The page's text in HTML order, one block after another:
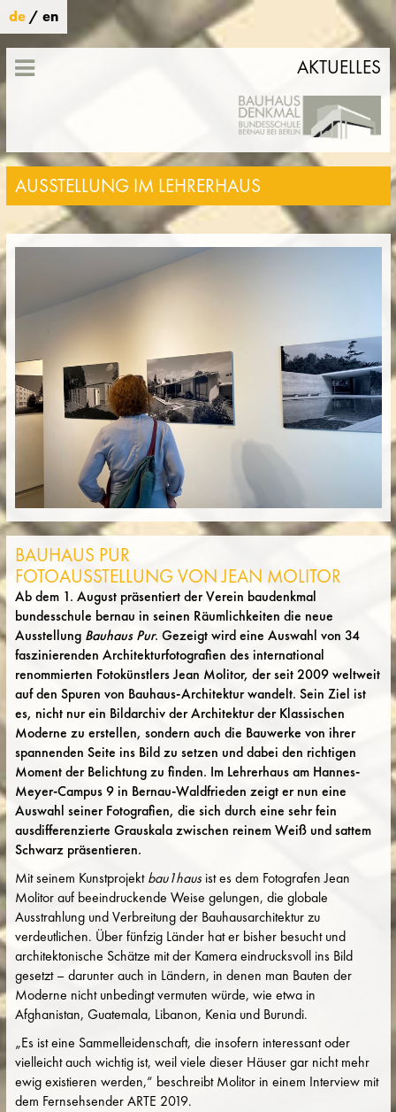
de / en
AKTUELLES
AUSSTELLUNG IM LEHRERHAUS
BAUHAUS PUR
FOTOAUSSTELLUNG VON JEAN MOLITOR
Ab dem 1. August präsentiert der Verein baudenkmal
bundesschule bernau in seinen Räumlichkeiten die neue
Ausstellung Bauhaus Pur. Gezeigt wird eine Auswahl von 34
faszinierenden Architekturfotografien des international
renommierten Fotokünstlers Jean Molitor, der seit 2009 weltweit
auf den Spuren von Bauhaus-Architektur wandelt. Sein Ziel ist
es, nicht nur ein Bildarchiv der Architektur der Klassischen
Moderne zu erstellen, sondern auch die Bauwerke von ihrer
spannenden Seite ins Bild zu setzen und dabei den richtigen
Moment der Belichtung zu finden. Im Lehrerhaus am Hannes-
Meyer-Campus 9 in Bernau-Waldfrieden zeigt er nun eine
Auswahl seiner Fotografien, die sich durch eine sehr fein
ausdifferenzierte Grauskala zwischen reinem Weiß und sattem
Schwarz präsentieren.
Mit seinem Kunstprojektbau1hausist es dem Fotografen Jean
Molitor auf beeindruckende Weise gelungen, die globale
Ausstrahlung und Verbreitung der Bauhausarchitektur zu
verdeutlichen. Über fünfzig Länder hat er bisher besucht und
architektonische Schätze mit der Kamera eindrucksvoll ins Bild
gesetzt – darunter auch in Ländern, in denen man Bauten der
Moderne nicht unbedingt vermuten würde, wie etwa in
Afghanistan, Guatemala, Libanon, Kenia und Burundi.
„Es ist eine Sammelleidenschaft, die insofern interessant oder
vielleicht auch wichtig ist, weil viele dieser Häuser gar nicht mehr
ewig existieren werden,“ beschreibt Molitor in einem Interview mit
dem Fernsehsender ARTE 2019.